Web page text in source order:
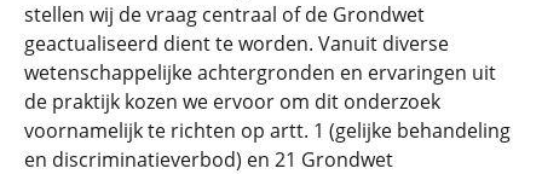
stellen wij de vraag centraal of de Grondwet
geactualiseerd dient te worden. Vanuit diverse
wetenschappelijke achtergronden en ervaringen uit
de praktijk kozen we ervoor om dit onderzoek
voornamelijk te richten op artt. 1 (gelijke behandeling
en discriminatieverbod) en 21 Grondwet